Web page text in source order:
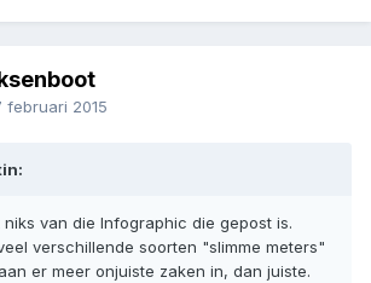
februari 2015
niks van die Infographic die gepost is.
verschillende soorten "slimme meters"
er meer onjuiste zaken in, dan juiste.